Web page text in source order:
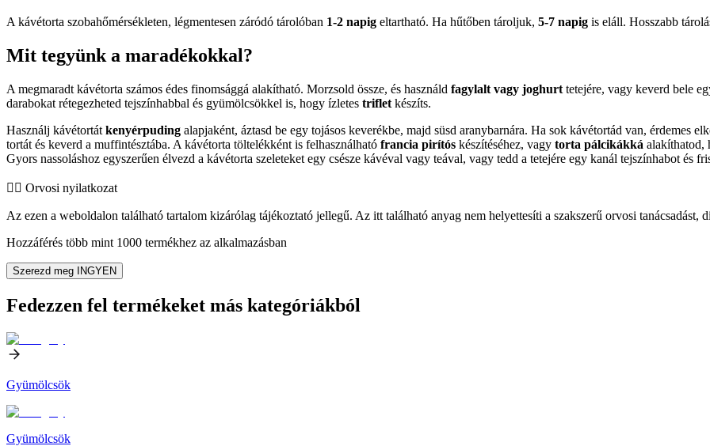
A kávétorta szobahőmérsékleten, légmentesen záródó tárolóban 1-2 napig eltartható. Ha hűtőben tároljuk, 5-7 napig is eláll. Hosszabb
Mit tegyünk a maradékokkal?
A megmaradt kávétorta számos édes finomsággá alakítható. Morzsold össze, és használd fagylalt vagy joghurt tetejére, vagy keverd bele
darabokat rétegezheted tejszínhabbal és gyümölcsökkel is, hogy ízletes triflet készíts.
Használj kávétortát kenyérpuding alapjaként, áztasd be egy tojásos keverékbe, majd süsd aranybarnára. Ha sok kávétortád van, érdemes
tortát és keverd a muffintésztába. A kávétorta töltelékként is felhasználható francia pirítós készítéséhez, vagy torta pálcikákká alakíthatod,
Gyors nassoláshoz egyszerűen élvezd a kávétorta szeleteket egy csésze kávéval vagy teával, vagy tedd a tetejére egy kanál tejszínhabot és
👨‍⚕️️ Orvosi nyilatkozat
Az ezen a weboldalon található tartalom kizárólag tájékoztató jellegű. Az itt található anyag nem helyettesíti a szakszerű orvosi tanácsadást,
Hozzáférés több mint 1000 termékhez az alkalmazásban
Szerezd meg INGYEN
Fedezzen fel termékeket más kategóriákból
Gyümölcsök
Gyümölcsök